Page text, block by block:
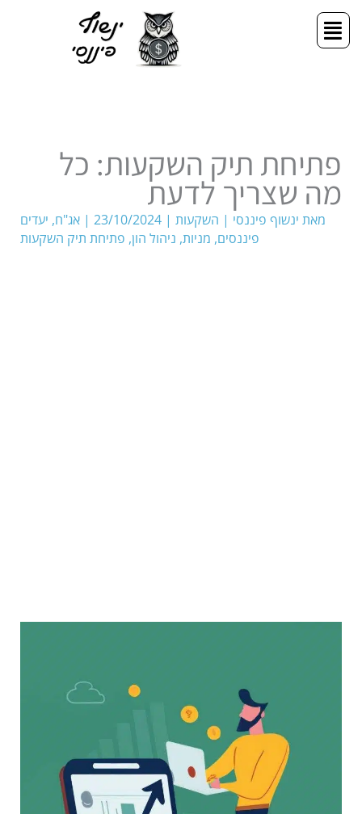
דילוג
לתוכןתפריט
פתיחת תיק השקעות: כל
מה שצריך לדעת
מאת ינשוף פיננסי | השקעות |
23/10/2024
|אג"ח, יעדים
פיננסים, מניות, ניהול הון, פתיחת תיק השקעות